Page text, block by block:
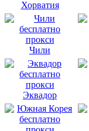
Хорватия
Чили
Эквадор